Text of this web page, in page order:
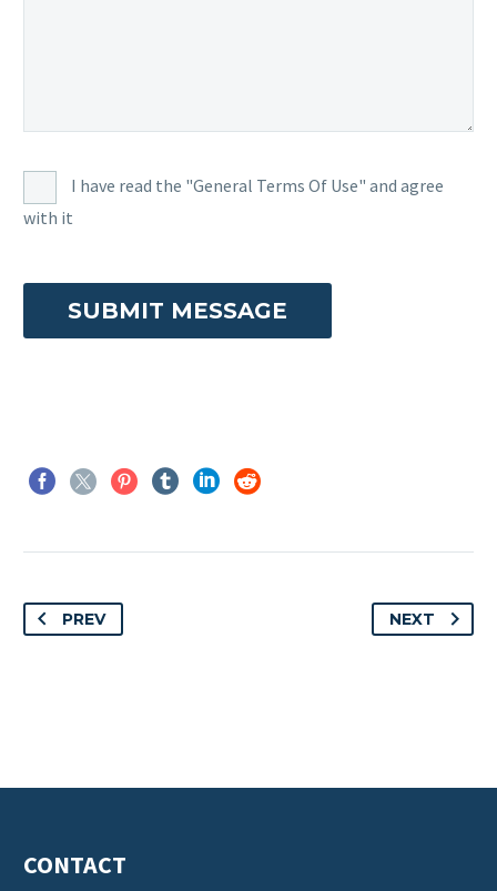
I have read the "General Terms Of Use" and agree
with it
PREV NEXT
CONTACT